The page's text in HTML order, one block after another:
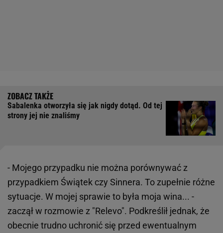
Sabalenka otworzyła się jak nigdy dotąd. Od tej
strony jej nie znaliśmy
- Mojego przypadku nie można porównywać z
przypadkiem Świątek czy Sinnera. To zupełnie różne
sytuacje. W mojej sprawie to była moja wina... -
zaczął w rozmowie z "Relevo". Podkreślił jednak, że
obecnie trudno uchronić się przed ewentualnym